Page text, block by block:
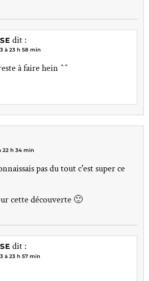
dit :
à 23 h 58 min
à faire hein ^^
22 h 34 min
pas du tout c'est super ce
cette découverte 🙂
dit :
à 23 h 57 min